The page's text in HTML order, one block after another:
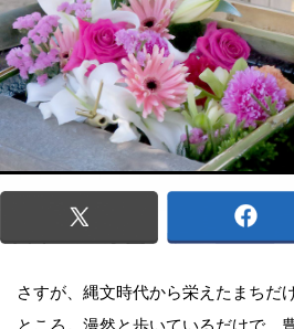
さすが、縄文時代から栄えたまちだ
ところ。漫然と歩いているだけで、